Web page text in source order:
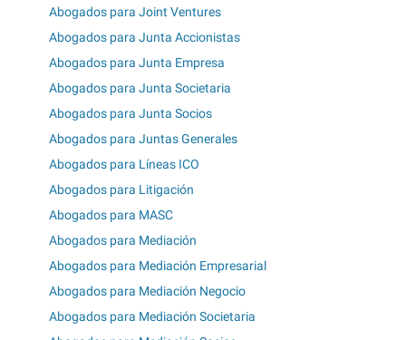
Abogados para Joint Ventures
Abogados para Junta Accionistas
Abogados para Junta Empresa
Abogados para Junta Societaria
Abogados para Junta Socios
Abogados para Juntas Generales
Abogados para Líneas ICO
Abogados para Litigación
Abogados para MASC
Abogados para Mediación
Abogados para Mediación Empresarial
Abogados para Mediación Negocio
Abogados para Mediación Societaria